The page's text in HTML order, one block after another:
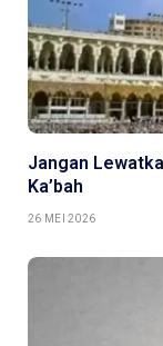
Jangan
Ka’bah
26 MEI 2026